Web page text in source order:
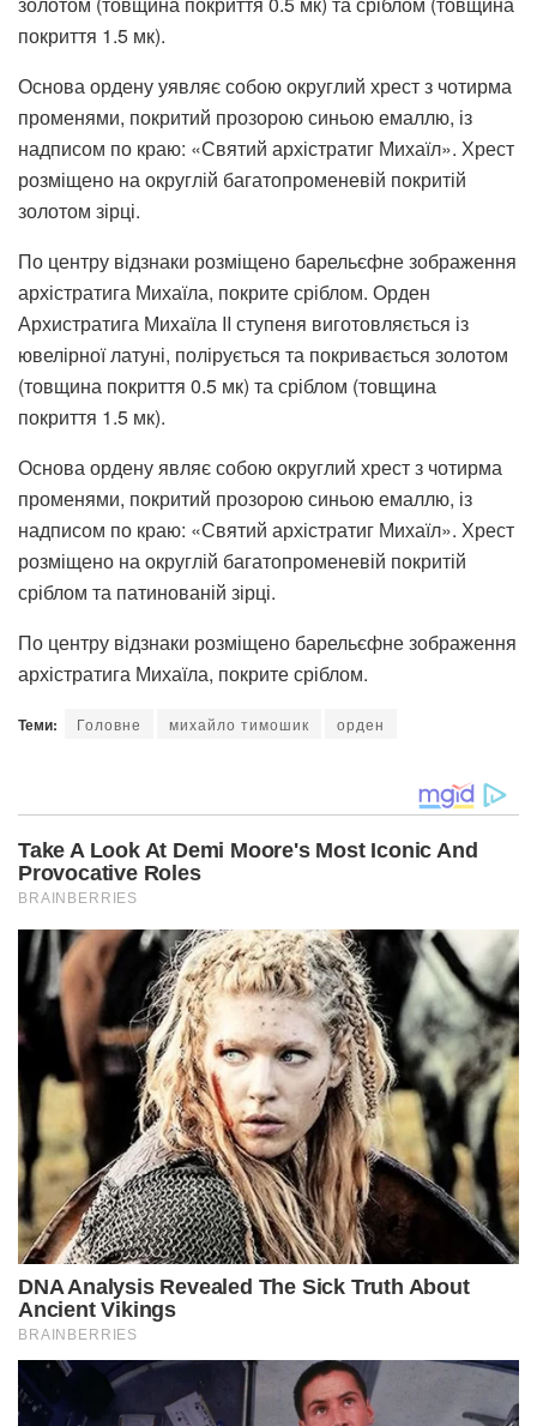
покриття 1.5 мк).
Основа ордену уявляє собою округлий хрест з чотирма
променями, покритий прозорою синьою емаллю, із
надписом по краю: «Святий архістратиг Михаїл». Хрест
розміщено на округлій багатопроменевій покритій
золотом зірці.
По центру відзнаки розміщено барельєфне зображення
архістратига Михаїла, покрите сріблом. Орден
Архистратига Михаїла II ступеня виготовляється із
ювелірної латуні, полірується та покривається золотом
(товщина покриття 0.5 мк) та сріблом (товщина
покриття 1.5 мк).
Основа ордену являє собою округлий хрест з чотирма
променями, покритий прозорою синьою емаллю, із
надписом по краю: «Святий архістратиг Михаїл». Хрест
розміщено на округлій багатопроменевій покритій
сріблом та патинованій зірці.
По центру відзнаки розміщено барельєфне зображення
архістратига Михаїла, покрите сріблом.
Теми: Головне михайло тимошик орден